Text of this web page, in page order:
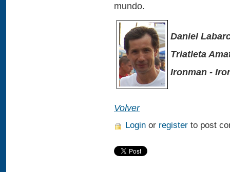
mundo.
Daniel
Triatleta
Ironman -
Volver
Login or register to post